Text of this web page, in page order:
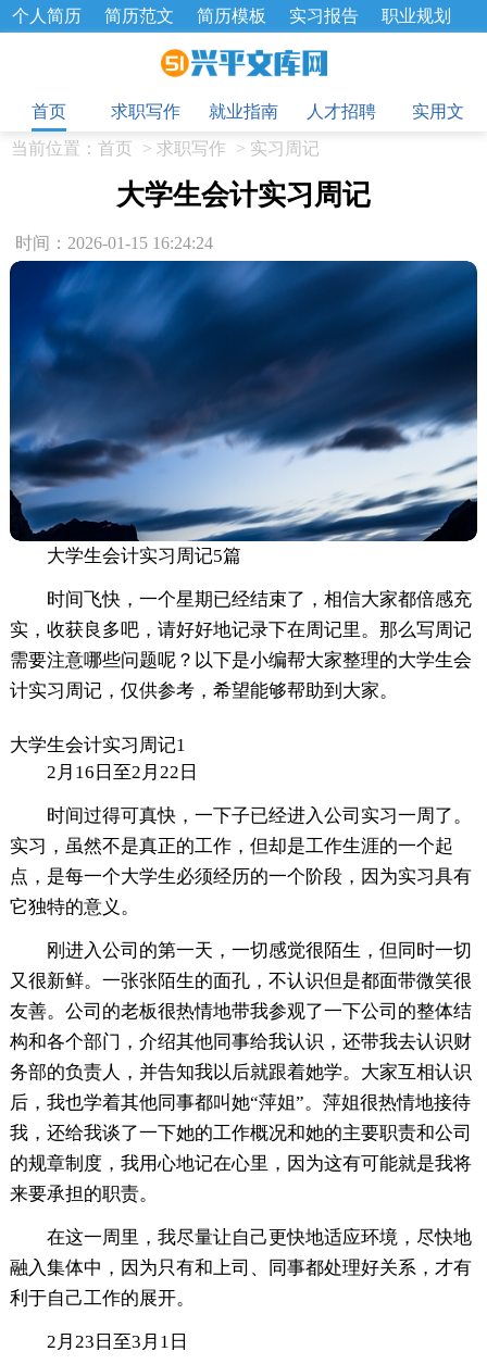
个人简历 简历范文 简历模板 实习报告
职业规划
招聘选拔 绩效考核 企业文化
工作总结
辞职报告
首页
求职写作 就业指南 人才招聘
实用文
当前位置： 首页 > 求职写作 > 实习周记
大学生会计实习周记
时间：2026-01-15 16:24:24
大学生会计实习周记5篇
时间飞快，一个星期已经结束了，相信大家都倍感充
实，收获良多吧，请好好地记录下在周记里。那么写周记
需要注意哪些问题呢？以下是小编帮大家整理的大学生会
计实习周记，仅供参考，希望能够帮助到大家。
大学生会计实习周记1
2月16日至2月22日
时间过得可真快，一下子已经进入公司实习一周了。
实习，虽然不是真正的工作，但却是工作生涯的一个起
点，是每一个大学生必须经历的一个阶段，因为实习具有
它独特的意义。
刚进入公司的第一天，一切感觉很陌生，但同时一切
又很新鲜。一张张陌生的面孔，不认识但是都面带微笑很
友善。公司的老板很热情地带我参观了一下公司的整体结
构和各个部门，介绍其他同事给我认识，还带我去认识财
务部的负责人，并告知我以后就跟着她学。大家互相认识
后，我也学着其他同事都叫她“萍姐”。萍姐很热情地接待
我，还给我谈了一下她的工作概况和她的主要职责和公司
的规章制度，我用心地记在心里，因为这有可能就是我将
来要承担的职责。
在这一周里，我尽量让自己更快地适应环境，尽快地
融入集体中，因为只有和上司、同事都处理好关系，才有
利于自己工作的展开。
2月23日至3月1日